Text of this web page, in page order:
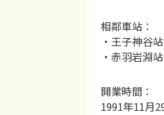
相鄰車站：
・王子神谷站
・赤羽岩淵站
開業時間：
1991年11月